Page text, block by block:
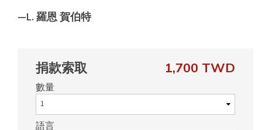
—L. 羅恩 賀伯特
捐款索取 1,700 TWD
數量
語言